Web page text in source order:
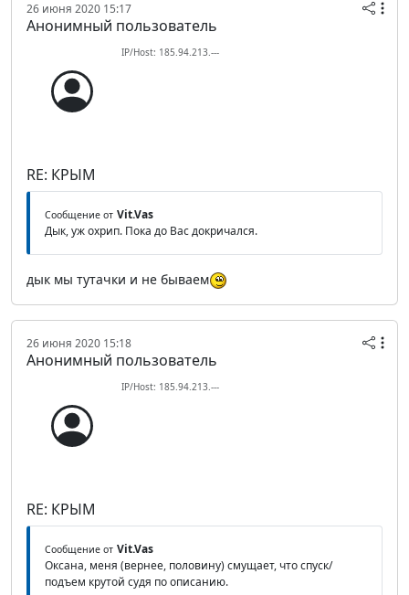
26 июня 2020 15:17
Анонимный пользователь
IP/Host: 185.94.213.---
RE: КРЫМ
Сообщение от Vit.Vas
Дык, уж охрип. Пока до Вас докричался.
дык мы тутачки и не бываем
26 июня 2020 15:18
Анонимный пользователь
IP/Host: 185.94.213.---
RE: КРЫМ
Сообщение от Vit.Vas
Оксана, меня (вернее, половину) смущает, что спуск/
подъем крутой судя по описанию.